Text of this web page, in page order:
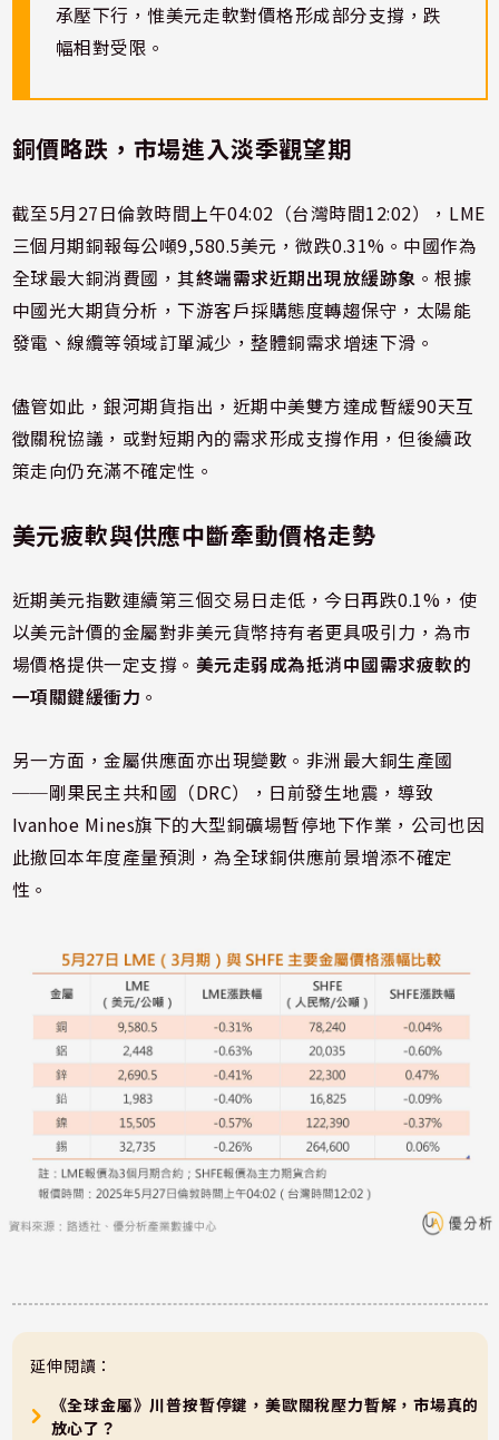
承壓下行，惟美元走軟對價格形成部分支撐，跌
幅相對受限。
銅價略跌，市場進入淡季觀望期
截至5月27日倫敦時間上午04:02（台灣時間12:02），LME
三個月期銅報每公噸9,580.5美元，微跌0.31%。中國作為
全球最大銅消費國，其終端需求近期出現放緩跡象 。根據
中國光大期貨分析，下游客戶採購態度轉趨保守，太陽能
發電、線纜等領域訂單減少，整體銅需求增速下滑。
儘管如此，銀河期貨指出，近期中美雙方達成暫緩90天互
徵關稅協議，或對短期內的需求形成支撐作用，但後續政
策走向仍充滿不確定性。
美元疲軟與供應中斷牽動價格走勢
近期美元指數連續第三個交易日走低，今日再跌0.1%，使
以美元計價的金屬對非美元貨幣持有者更具吸引力，為市
場價格提供一定支撐。 美元走弱成為抵消中國需求疲軟的
一項關鍵緩衝力 。
另一方面，金屬供應面亦出現變數。非洲最大銅生產國
──剛果民主共和國（DRC），日前發生地震，導致
Ivanhoe Mines旗下的大型銅礦場暫停地下作業，公司也因
此撤回本年度產量預測，為全球銅供應前景增添不確定
性。
延伸閱讀：
《全球金屬》川普按暫停鍵，美歐關稅壓力暫解，市場真的
放心了？